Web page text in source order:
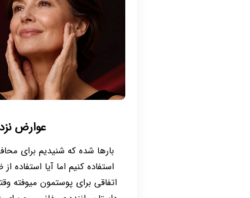
عوارض
بارها شده که شنیدیم برای
استفاده کنیم اما آیا استفاده
اتفاقی برای پوستمون میوفته